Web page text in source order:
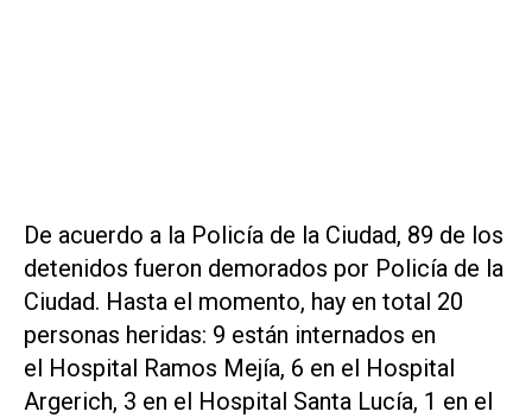
De acuerdo a la Policía de la Ciudad, 89 de los
detenidos fueron demorados por Policía de la
Ciudad. Hasta el momento, hay en total 20
personas heridas: 9 están internados en
el Hospital Ramos Mejía, 6 en el Hospital
Argerich, 3 en el Hospital Santa Lucía, 1 en el